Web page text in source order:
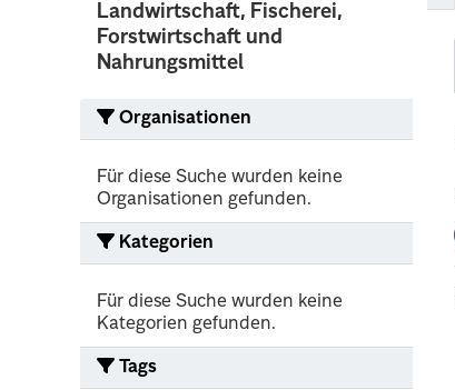
Landwirtschaft, Fischerei,
Forstwirtschaft und
Nahrungsmittel
Organisationen
Für diese Suche wurden keine
Organisationen gefunden.
Kategorien
Für diese Suche wurden keine
Kategorien gefunden.
Tags